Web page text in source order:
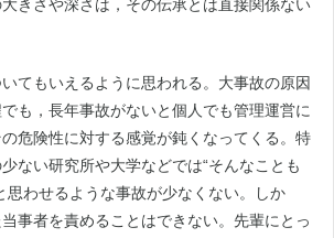
きさや深さは，その伝承とは直接関係ない
てもいえるように思われる。大事故の原因
も，長年事故がないと個人でも管理運営に
危険性に対する感覚が鈍くなってくる。特
ない研究所や大学などでは“そんなことも
思わせるような事故が少なくない。しか
事者を責めることはできない。先輩にとっ